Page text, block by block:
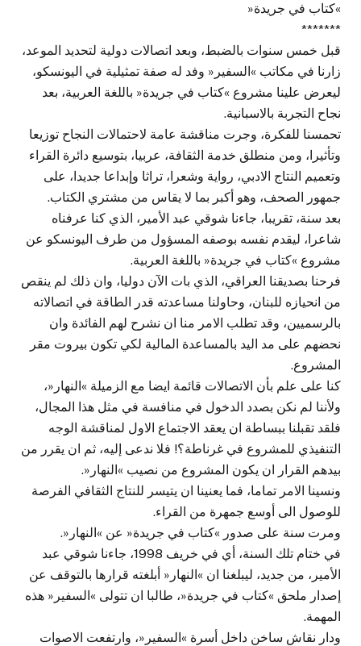
»كتاب في جريدة«
*******
قبل خمس سنوات بالضبط، وبعد اتصالات دولية لتحديد الموعد،
زارنا في مكاتب »السفير« وفد له صفة تمثيلية في اليونسكو،
ليعرض علينا مشروع »كتاب في جريدة« باللغة العربية، بعد
نجاح التجربة بالاسبانية.
تحمسنا للفكرة، وجرت مناقشة عامة لاحتمالات النجاح توزيعا
وتأثيرا، ومن منطلق خدمة الثقافة، عربيا، بتوسيع دائرة القراء
وتعميم النتاج الادبي، رواية وشعرا، تراثا وإبداعا جديدا، على
جمهور الصحف، وهو أكبر بما لا يقاس من مشتري الكتاب.
بعد سنة، تقريبا، جاءنا شوقي عبد الأمير، الذي كنا عرفناه
شاعرا، ليقدم نفسه بوصفه المسؤول من طرف اليونسكو عن
مشروع »كتاب في جريدة« باللغة العربية.
فرحنا بصديقنا العراقي، الذي بات الآن دوليا، وان ذلك لم ينقص
من انحيازه للبنان، وحاولنا مساعدته قدر الطاقة في اتصالاته
بالرسميين، وقد تطلب الامر منا ان نشرح لهم الفائدة وان
نحضهم على مد اليد بالمساعدة المالية لكي تكون بيروت مقر
المشروع.
كنا على علم بأن الاتصالات قائمة ايضا مع الزميلة »النهار«،
ولأننا لم نكن بصدد الدخول في منافسة في مثل هذا المجال،
فلقد تقبلنا ببساطة ان يعقد الاجتماع الاول لمناقشة الوجه
التنفيذي للمشروع في غرناطة؟! فلا ندعى إليه، ثم ان يقرر من
بيدهم القرار ان يكون المشروع من نصيب »النهار«.
ونسينا الامر تماما، فما يعنينا ان يتيسر للنتاج الثقافي الفرصة
للوصول الى أوسع جمهرة من القراء.
ومرت سنة على صدور »كتاب في جريدة« عن »النهار«.
في ختام تلك السنة، أي في خريف 1998، جاءنا شوقي عبد
الأمير، من جديد، ليبلغنا ان »النهار« أبلغته قرارها بالتوقف عن
إصدار ملحق »كتاب في جريدة«، طالبا ان تتولى »السفير« هذه
المهمة.
ودار نقاش ساخن داخل أسرة »السفير«، وارتفعت الاصوات